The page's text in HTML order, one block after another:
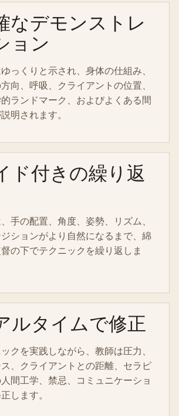
なデモンストレ
ョン
っくりと示され、身体の仕組み、
向、呼吸、クライアントの位置、
ランドマーク、およびよくある間
明されます。
ド付きの繰り返
手の配置、角度、姿勢、リズム、
ジションがより自然になるまで、綿
の下でテクニックを繰り返しま
ルタイムで修正
クを実践しながら、教師は圧力、
、クライアントとの距離、セラピ
間工学、禁忌、コミュニケーショ
します。